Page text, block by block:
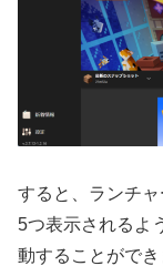
すると、ランチ
5つ表示されるよ
動することができ